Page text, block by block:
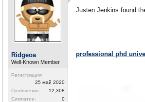
Ridgeoa
Well-Known Member
Регистрация:
25 май 2020
Сообщения:
12,308
Симпатии:
0
Justen Jenkins found
professional phd